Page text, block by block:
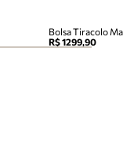
R$ 1299,90